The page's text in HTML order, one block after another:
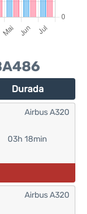
Durada
03h 18min
Airbus A320
Airbus A320